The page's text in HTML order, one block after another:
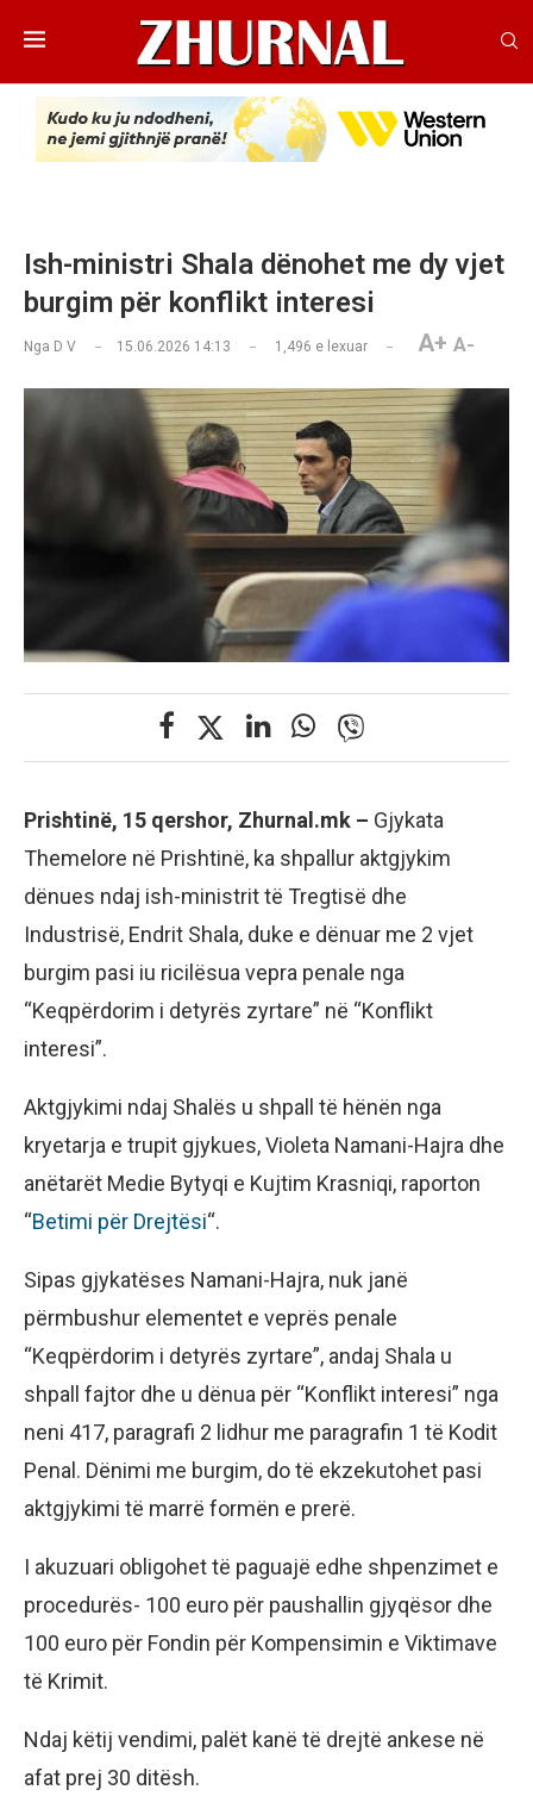
Ish-ministri Shala dënohet me dy vjet
burgim për konflikt interesi
Nga D V 15.06.2026 14:13 1,496 e lexuar A+ A-
Prishtinë, 15 qershor, Zhurnal.mk – Gjykata
Themelore në Prishtinë, ka shpallur aktgjykim
dënues ndaj ish-ministrit të Tregtisë dhe
Industrisë, Endrit Shala, duke e dënuar me 2 vjet
burgim pasi iu ricilësua vepra penale nga
“Keqpërdorim i detyrës zyrtare” në “Konflikt
interesi”.
Aktgjykimi ndaj Shalës u shpall të hënën nga
kryetarja e trupit gjykues, Violeta Namani-Hajra dhe
anëtarët Medie Bytyqi e Kujtim Krasniqi, raporton
“Betimi për Drejtësi“.
Sipas gjykatëses Namani-Hajra, nuk janë
përmbushur elementet e veprës penale
“Keqpërdorim i detyrës zyrtare”, andaj Shala u
shpall fajtor dhe u dënua për “Konflikt interesi” nga
neni 417, paragrafi 2 lidhur me paragrafin 1 të Kodit
Penal. Dënimi me burgim, do të ekzekutohet pasi
aktgjykimi të marrë formën e prerë.
I akuzuari obligohet të paguajë edhe shpenzimet e
procedurës- 100 euro për paushallin gjyqësor dhe
100 euro për Fondin për Kompensimin e Viktimave
të Krimit.
Ndaj këtij vendimi, palët kanë të drejtë ankese në
afat prej 30 ditësh.